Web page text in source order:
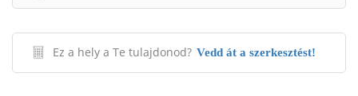
Ez a hely a Te tulajdonod? Vedd át a szerkesztést!